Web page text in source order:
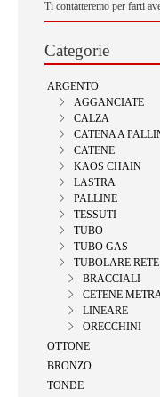
Ti contatteremo per farti
Categorie
ARGENTO
AGGANCIATE
CALZA
CATENA A
CATENE
KAOS CHAIN
LASTRA
PALLINE
TESSUTI
TUBO
TUBO GAS
TUBOLARE RETE
BRACCIALI
CETENE
LINEARE
ORECCHINI
OTTONE
BRONZO
TONDE